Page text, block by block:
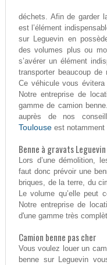
déchets. Afin de garder
est l’élément
sur Leguevin en
des volumes plus ou
s’avérer un élément
transporter beaucoup
Ce véhicule vous
Notre entreprise de
gamme de camion
auprès de nos
Toulouseest notamment
Benne à gravats Leguevin
Lors d’une démolition,
faut donc prévoir une
briques, de la terre, du
Le volume qu’elle peut
Notre entreprise de
d'une gamme très
Camion benne pas cher
Vous voulez louer un
benne sur Leguevin